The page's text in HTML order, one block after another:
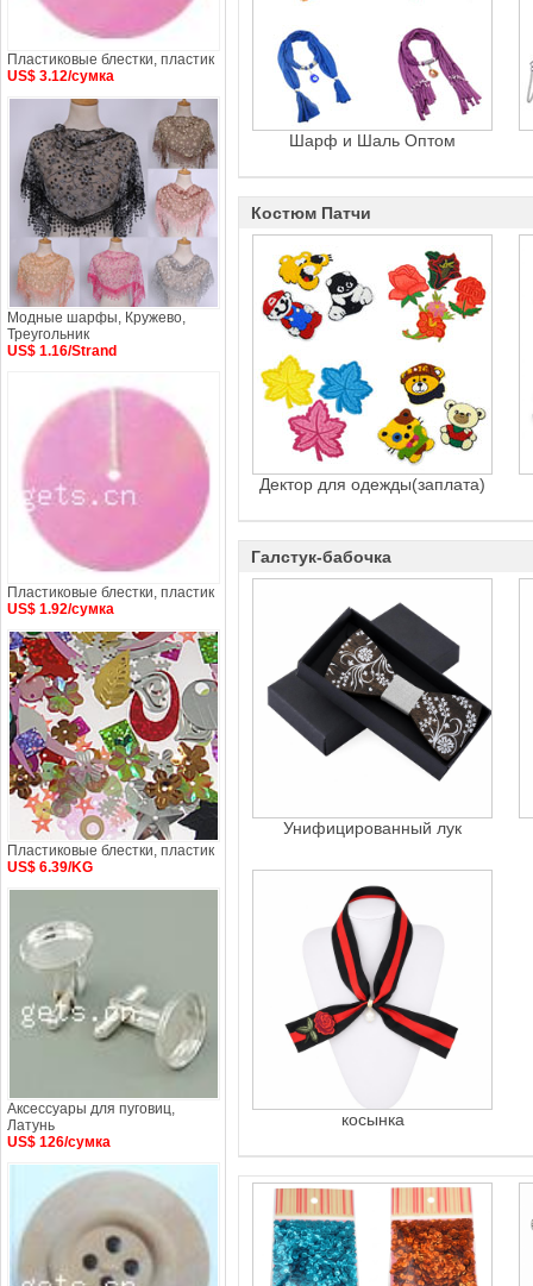
Шарф и Шаль Оптом
Костюм Патчи
Дектор для одежды(заплата)
Галстук-бабочка
Унифицированный лук
косынка
Пластиковые блестки, пластик
US$ 3.12/сумка
Модные шарфы, Кружево,
Треугольник
US$ 1.16/Strand
Пластиковые блестки, пластик
US$ 1.92/сумка
Пластиковые блестки, пластик
US$ 6.39/KG
Аксессуары для пуговиц,
Латунь
US$ 126/сумка